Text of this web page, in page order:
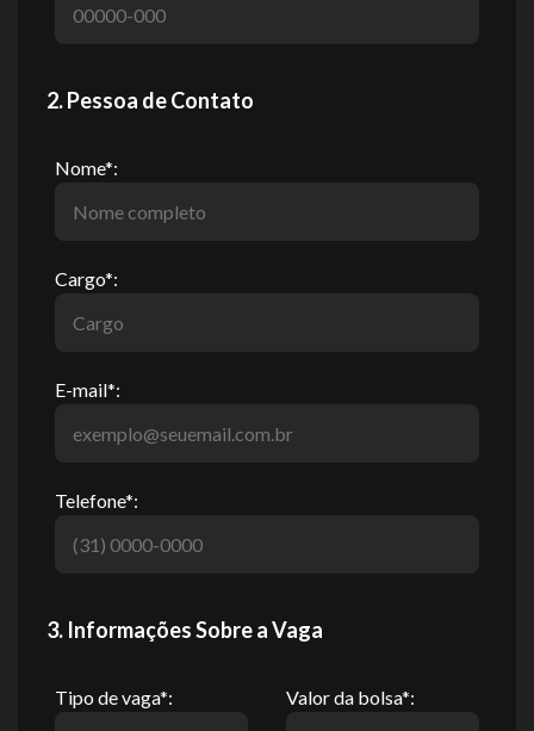
2. Pessoa de Contato
Nome*:
Cargo*:
E-mail*:
Telefone*:
3. Informações Sobre a Vaga
Tipo de vaga*: Valor da bolsa*: